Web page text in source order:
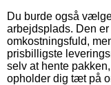
Du burde også
arbejdsplads. Den
omkostningsfuld,
prisbilligste
selv at hente
opholder dig tæt på